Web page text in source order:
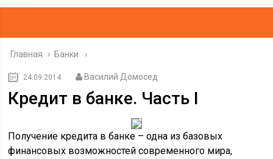
Главная › Банки
24.09.2014 Василий Домосед
Кредит в банке. Часть I
Получение кредита в банке – одна из базовых
финансовых возможностей современного мира,